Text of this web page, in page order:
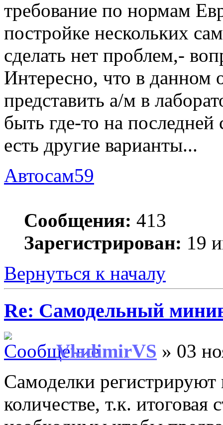
требование по нормам
постройке нескольких
сделать нет проблем,-
Интересно, что в данном
представить а/м в
быть где-то на
есть другие варианты...
Автосам59
Сообщения: 413
Зарегистрирован: 19
Вернуться к началу
Re: Самодельный
VladimirVS » 03
Самоделки
количестве, т.к.